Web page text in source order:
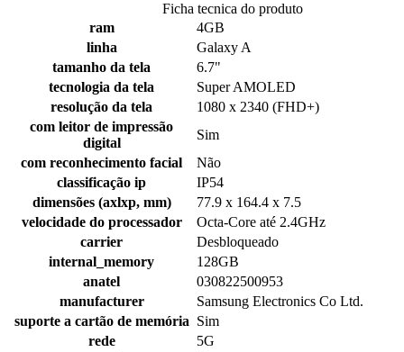
Ficha tecnica do produto
ram
4GB
linha
Galaxy A
tamanho da tela
6.7"
tecnologia da tela
Super AMOLED
resolução da tela
1080 x 2340 (FHD+)
com leitor de impressão
digital
Sim
com reconhecimento facial
Não
classificação ip
IP54
dimensões (axlxp, mm)
77.9 x 164.4 x 7.5
velocidade do processador
Octa-Core até 2.4GHz
carrier
Desbloqueado
internal_memory
128GB
anatel
030822500953
manufacturer
Samsung Electronics Co Ltd.
suporte a cartão de memória Sim
rede
5G